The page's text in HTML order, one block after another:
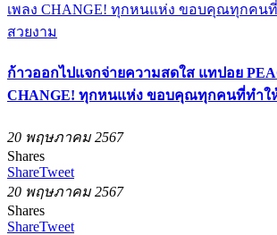
ก้าวออกไปแจกจ่ายความสดใส แทปอย
CHANGE! ทุกหนแห่ง ขอบคุณทุกคนที่ทำใ
20 พฤษภาคม 2567
Shares
ShareTweet
20 พฤษภาคม 2567
Shares
ShareTweet